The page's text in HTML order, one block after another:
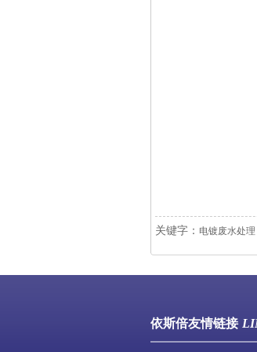
关键字： 电镀废水处理
依斯倍友情链接